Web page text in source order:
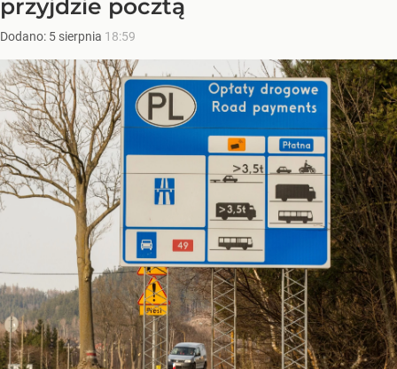
przyjdzie pocztą
Dodano: 5 sierpnia 18:59